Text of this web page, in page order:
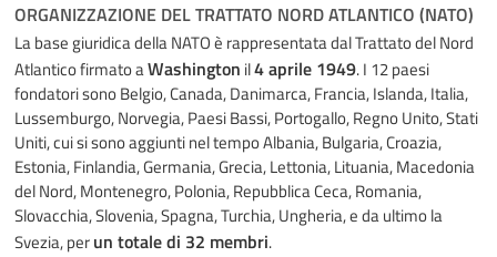
ORGANIZZAZIONE DEL TRATTATO NORD ATLANTICO (NATO)
La base giuridica della NATO è rappresentata dal Trattato del Nord
Atlantico firmato aWashington il4 aprile 1949. I 12 paesi
fondatori sono Belgio, Canada, Danimarca, Francia, Islanda, Italia,
Lussemburgo, Norvegia, Paesi Bassi, Portogallo, Regno Unito, Stati
Uniti, cui si sono aggiunti nel tempo Albania, Bulgaria, Croazia,
Estonia, Finlandia, Germania, Grecia, Lettonia, Lituania, Macedonia
del Nord, Montenegro, Polonia, Repubblica Ceca, Romania,
Slovacchia, Slovenia, Spagna, Turchia, Ungheria, e da ultimo la
Svezia, perun totale di 32 membri.